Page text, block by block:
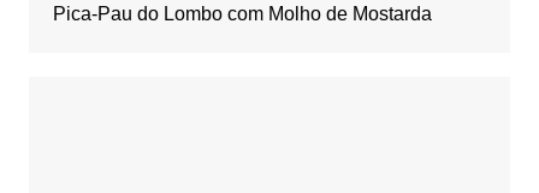
Pica-Pau do Lombo com Molho de Mostarda